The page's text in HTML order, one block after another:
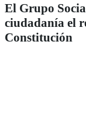
El Grupo
ciudadanía el
Constitución